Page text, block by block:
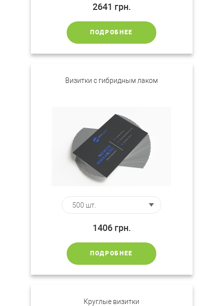
2641 грн.
ПОДРОБНЕЕ
Визитки с гибридным лаком
1406 грн.
ПОДРОБНЕЕ
Круглые визитки